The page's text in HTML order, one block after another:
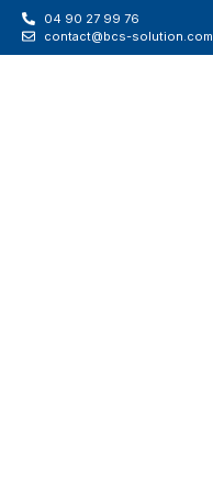
04 90 27 99 76
contact@bcs-solution.com